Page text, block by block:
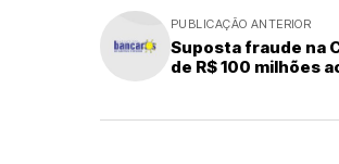
PUBLICAÇÃO ANTERIOR
Suposta fraude na
de R$ 100 milhões